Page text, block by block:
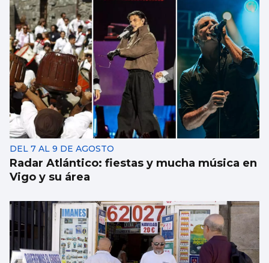
BAIXO MIÑO
El castillo de Santa Cruz mejora accesos y
servicios
DEL 7 AL 9 DE AGOSTO
Radar Atlántico: fiestas y mucha música en
Vigo y su área